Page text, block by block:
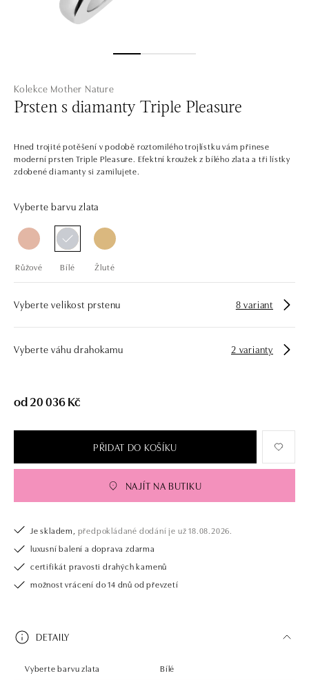
Kolekce Mother Nature
Prsten s diamanty Triple Pleasure
Hned trojité potěšení v podobě roztomilého trojlístku vám přinese
moderní prsten Triple Pleasure. Efektní kroužek z bílého zlata a tři lístky
zdobené diamanty si zamilujete.
Vyberte barvu zlata
Růžové Bílé Žluté
Vyberte velikost prstenu 8 variant
Vyberte váhu drahokamu 2 varianty
od 20 036 Kč
PŘIDAT DO KOŠÍKU
NAJÍT NA BUTIKU
Je skladem, předpokládané dodání je už 18.08.2026.
luxusní balení a doprava zdarma
certifikát pravosti drahých kamenů
možnost vrácení do 14 dnů od převzetí
DETAILY
Vyberte barvu zlata
Bílé